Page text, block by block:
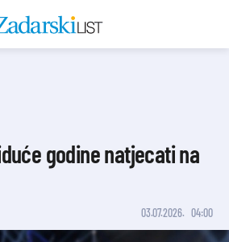
godine natjecati na
03.07.2026. 04:00